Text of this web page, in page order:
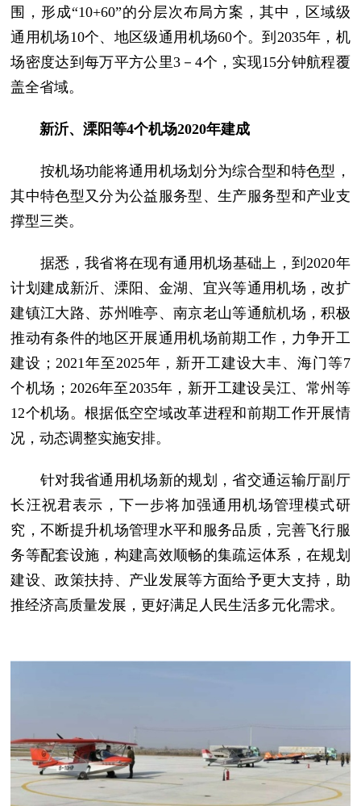
围，形成“10+60”的分层次布局方案，其中，区域级
通用机场10个、地区级通用机场60个。到2035年，机
场密度达到每万平方公里3－4个，实现15分钟航程覆
盖全省域。
新沂、溧阳等4个机场2020年建成
按机场功能将通用机场划分为综合型和特色型，
其中特色型又分为公益服务型、生产服务型和产业支
撑型三类。
据悉，我省将在现有通用机场基础上，到2020年
计划建成新沂、溧阳、金湖、宜兴等通用机场，改扩
建镇江大路、苏州唯亭、南京老山等通航机场，积极
推动有条件的地区开展通用机场前期工作，力争开工
建设；2021年至2025年，新开工建设大丰、海门等7
个机场；2026年至2035年，新开工建设吴江、常州等
12个机场。根据低空空域改革进程和前期工作开展情
况，动态调整实施安排。
针对我省通用机场新的规划，省交通运输厅副厅
长汪祝君表示，下一步将加强通用机场管理模式研
究，不断提升机场管理水平和服务品质，完善飞行服
务等配套设施，构建高效顺畅的集疏运体系，在规划
建设、政策扶持、产业发展等方面给予更大支持，助
推经济高质量发展，更好满足人民生活多元化需求。